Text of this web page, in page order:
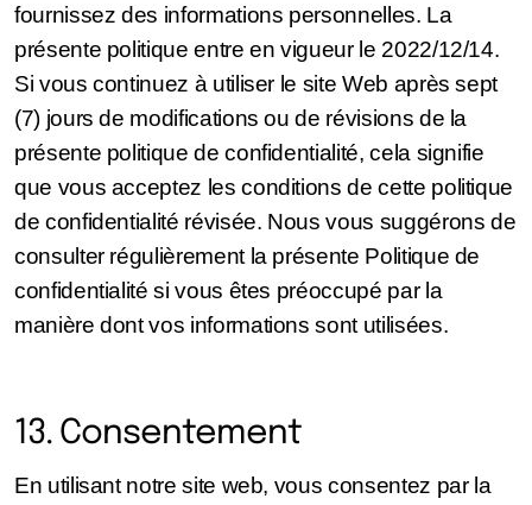
fournissez des informations personnelles. La
présente politique entre en vigueur le 2022/12/14.
Si vous continuez à utiliser le site Web après sept
(7) jours de modifications ou de révisions de la
présente politique de confidentialité, cela signifie
que vous acceptez les conditions de cette politique
de confidentialité révisée. Nous vous suggérons de
consulter régulièrement la présente Politique de
confidentialité si vous êtes préoccupé par la
manière dont vos informations sont utilisées.
13. Consentement
En utilisant notre site web, vous consentez par la